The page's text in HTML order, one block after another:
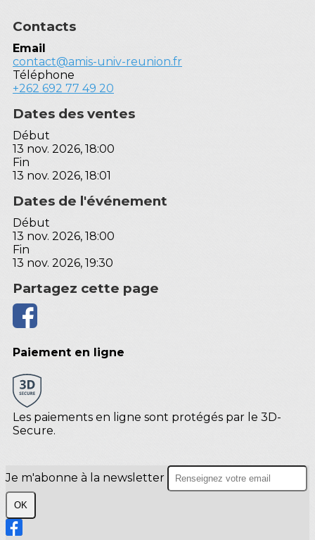
Contacts
Email
contact@amis-univ-reunion.fr
Téléphone
+262 692 77 49 20
Dates des ventes
Début
13 nov. 2026, 18:00
Fin
13 nov. 2026, 18:01
Dates de l'événement
Début
13 nov. 2026, 18:00
Fin
13 nov. 2026, 19:30
Partagez cette page
Paiement en ligne
Les paiements en ligne sont protégés par le 3D-
Secure.
Je m'abonne à la newsletter
OK